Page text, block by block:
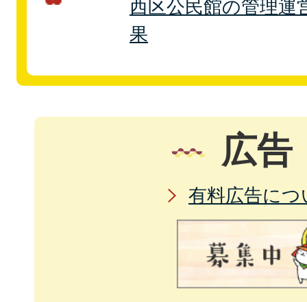
西区公民館の管理運
果
広告
有料広告につ